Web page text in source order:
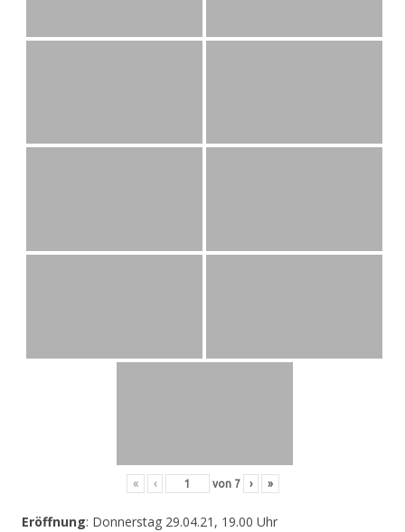
« ‹ von 7 › »
Eröffnung: Donnerstag 29.04.21, 19.00 Uhr